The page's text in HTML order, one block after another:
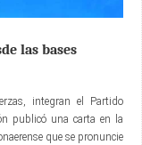
las bases
integran el Partido
publicó una carta en la
que se pronuncie